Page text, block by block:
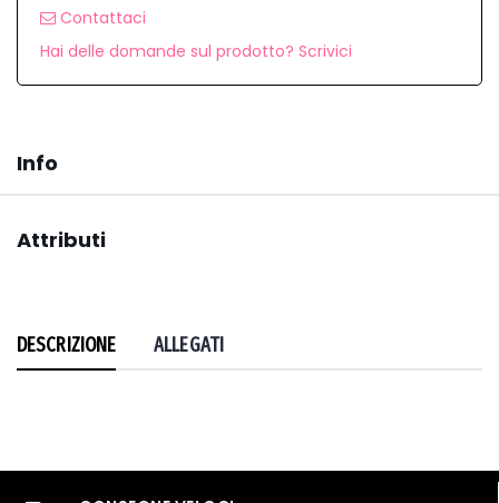
Contattaci
Hai delle domande sul prodotto? Scrivici
Info
Attributi
DESCRIZIONE ALLEGATI